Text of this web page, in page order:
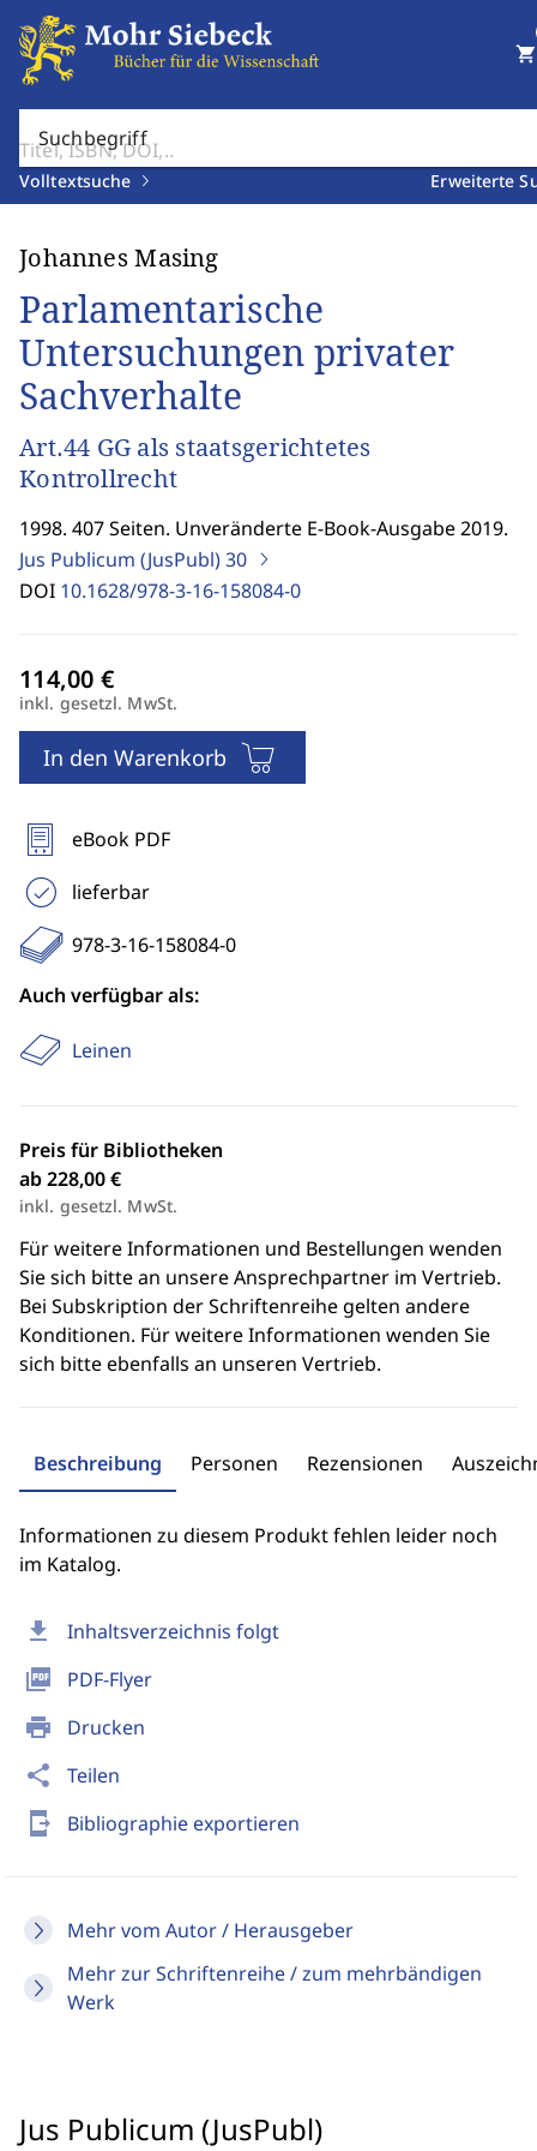
Suchbegriff
Volltextsuche Erweiterte
shopping_cart
download Inhaltsverzeichnis folgt
picture_as_pdf PDF-Flyer
print Drucken
share Teilen
send_to_mobile Bibliographie exportieren
Mehr vom Autor / Herausgeber
Mehr zur Schriftenreihe / zum mehrbändigen
Werk
Johannes Masing
Parlamentarische
Untersuchungen privater
Sachverhalte
Art.44 GG als staatsgerichtetes
Kontrollrecht
1998. 407 Seiten. Unveränderte E-Book-Ausgabe 2019.
Jus Publicum (JusPubl)30
DOI 10.1628/978-3-16-158084-0
inkl. gesetzl. MwSt.
In den Warenkorb
eBook PDF
lieferbar
978-3-16-158084-0
Auch verfügbar als:
Leinen
Preis für Bibliotheken
ab 228,00 €
inkl. gesetzl. MwSt.
Für weitere Informationen und Bestellungen wenden
Sie sich bitte an unsere Ansprechpartner im Vertrieb.
Bei Subskription der Schriftenreihe gelten andere
Konditionen. Für weitere Informationen wenden Sie
sich bitte ebenfalls an unseren Vertrieb.
Beschreibung Personen Rezensionen
Informationen zu diesem Produkt fehlen leider noch
im Katalog.
Jus Publicum (JusPubl)